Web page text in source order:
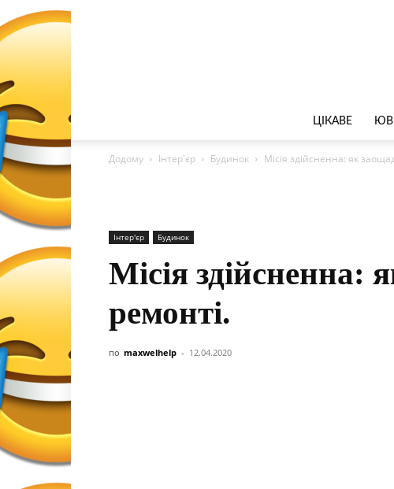
ЦІКАВЕ
Додому Інтер'єр Будинок Місія здійсненна: як
Інтер'єр Будинок
Місія здійсненна:
ремонті.
по maxwelhelp - 12.04.2020